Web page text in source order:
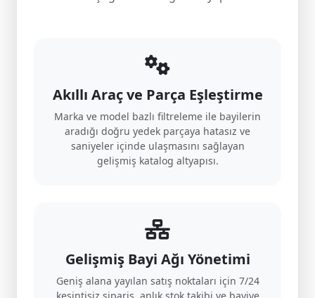
Akıllı Araç ve Parça Eşleştirme
Marka ve model bazlı filtreleme ile bayilerin
aradığı doğru yedek parçaya hatasız ve
saniyeler içinde ulaşmasını sağlayan
gelişmiş katalog altyapısı.
Gelişmiş Bayi Ağı Yönetimi
Geniş alana yayılan satış noktaları için 7/24
kesintisiz sipariş, anlık stok takibi ve bayiye